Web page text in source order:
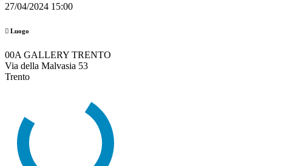
27/04/2024 15:00
Luogo
00A GALLERY TRENTO
Via della Malvasia 53
Trento